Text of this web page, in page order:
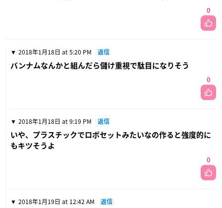
0
2018年1月18日 at 5:20 PM 返信
バンナムなんかと組んだら儲け重視で駄目になりそう
0
2018年1月18日 at 9:19 PM 返信
いや、プラスチックでロボセットみたいなの作ると強度的に
もキツそうよ
0
2018年1月19日 at 12:42 AM 返信